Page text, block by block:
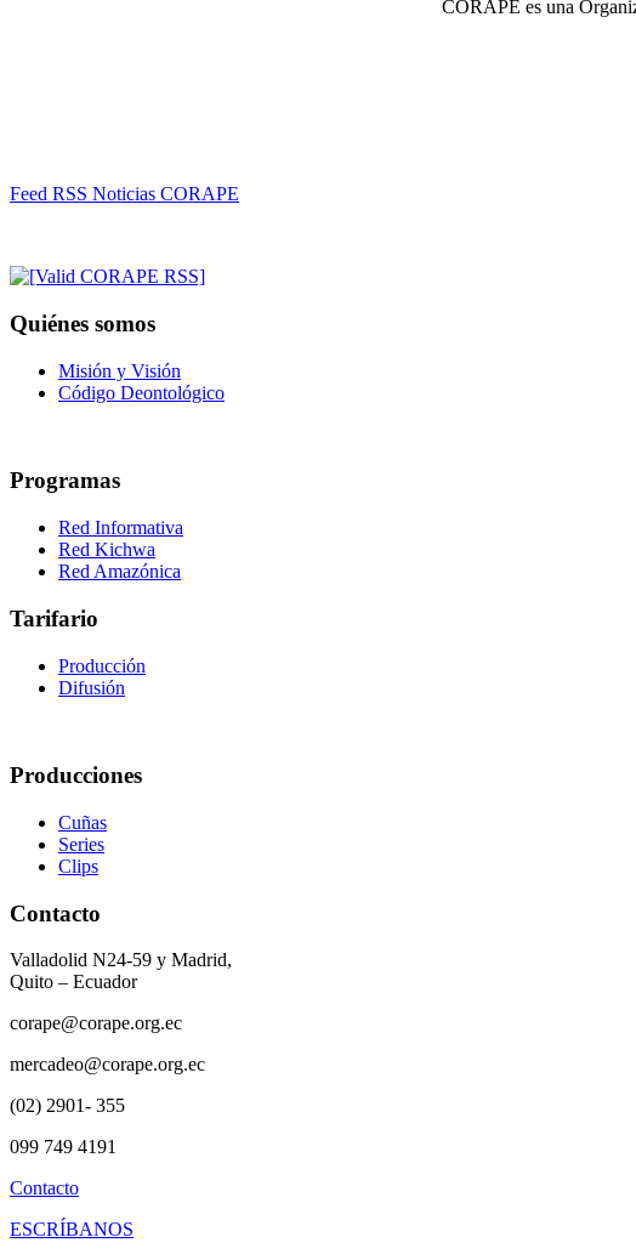
CORAPE es una
Feed RSS Noticias CORAPE
Quiénes somos
Misión y Visión
Código Deontológico
Programas
Red Informativa
Red Kichwa
Red Amazónica
Tarifario
Producción
Difusión
Producciones
Cuñas
Series
Clips
Contacto
Valladolid N24-59 y Madrid,
Quito – Ecuador
corape@corape.org.ec
mercadeo@corape.org.ec
(02) 2901- 355
099 749 4191
Contacto
ESCRÍBANOS